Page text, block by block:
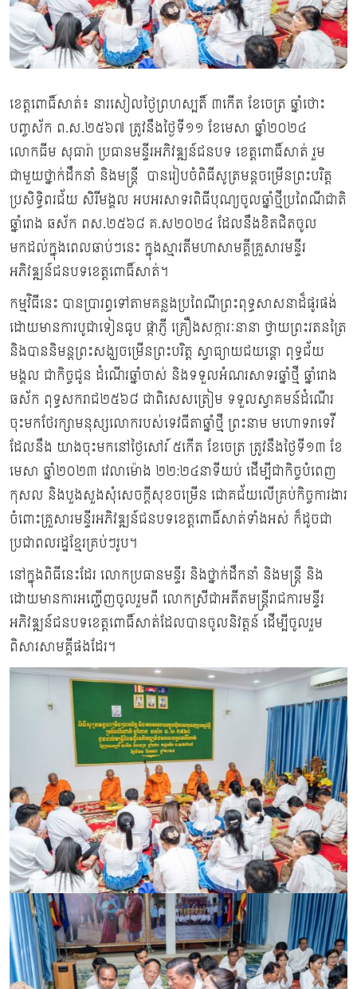
ខេត្តពោធិ៍សាត់៖ នារសៀលថ្ងៃព្រហស្បតិ៍ ៣កើត ខែចេត្រ ឆ្នាំថោះ
បញ្ចស័ក ព.ស.២៥៦៧ ត្រូវនឹងថ្ងៃទី១១ ខែមេសា ឆ្នាំ២០២៤
លោកធីម សុធារ៉ា ប្រធានមន្ទីរអភិវឌ្ឍន៍ជនបទ ខេត្តពោធិ៍សាត់ រួម
ជាមួយថ្នាក់ដឹកនាំ និងមន្ត្រី បានរៀបចំពិធីសូត្រមន្តចម្រើនព្រះបរិត្ត
ប្រសិទ្ធិពរជ័យ សិរីមង្គល អបអរសាទរពិធីបុណ្យចូលឆ្នាំថ្មីប្រពៃណីជាតិ
ឆ្នាំរោង ឆស័ក ពស.២៥៦៨ គ.ស២០២៤ ដែលនឹងខិតជិតចូល
មកដល់ក្នុងពេលឆាប់ៗនេះ ក្នុងស្មារតីមហាសាមគ្គីគ្រួសារមន្ទីរ
អភិវឌ្ឍន៍ជនបទខេត្តពោធិ៍សាត់។
កម្មវិធីនេះ បានប្រារព្ធទៅតាមគន្លងប្រពៃណីព្រះពុទ្ធសាសនាដ៏ផូរផង់
ដោយមានការបូជាទៀនធូប ផ្កាភ្ញី គ្រឿងសក្ការៈនានា ថ្វាយព្រះរតនត្រៃ
និងបាននិមន្តព្រះសង្ឃចម្រើនព្រះបរិត្ត ស្វាធ្យាយជយន្តោ ពុទ្ធជ័យ
មង្គល ជាកិច្ចជូន ដំណើរឆ្នាំចាស់ និងទទួលអំណរសាទរឆ្នាំថ្មី ឆ្នាំរោង
ឆស័ក ពុទ្ធសករាជ២៥៦៨ ជាពិសេសត្រៀម ទទួលស្វាគមន៍ដំណើរ
ចុះមកថែរក្សាមនុស្សលោករបស់ទេវធីតាឆ្នាំថ្មី ព្រះនាម មហោទរាទេវី
ដែលនឹង យាងចុះមកនៅថ្ងៃសៅរ៍ ៥កើត ខែចេត្រ ត្រូវនឹងថ្ងៃទី១៣ ខែ
មេសា ឆ្នាំ២០២៣ វេលាម៉ោង ២២:២៤នាទីយប់ ដើម្បីជាកិច្ចបំពេញ
កុសល និងបួងសួងសុំសេចក្តីសុខចម្រើន ជោគជ័យលើគ្រប់កិច្ចការងារ
ចំពោះគ្រួសារមន្ទីរអភិវឌ្ឍន៍ជនបទខេត្តពោធិ៍សាត់ទាំងអស់ ក៏ដូចជា
ប្រជាពលរដ្ឋខ្មែរគ្រប់ៗរូប។
នៅក្នុងពិធីនេះដែរ លោកប្រធានមន្ទីរ និងថ្នាក់ដឹកនាំ និងមន្ត្រី និង
ដោយមានការអញ្ជើញចូលរួមពី លោកស្រីជាអតីតមន្រ្តីរាជការមន្ទីរ
អភិវឌ្ឍន៍ជនបទខេត្តពោធិ៍សាត់ដែលបានចូលនិវត្តន៍ ដើម្បីចូលរួម
ពិសារសាមគ្គីផងដែរ។